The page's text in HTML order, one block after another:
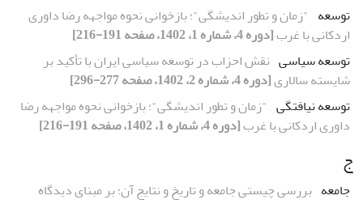
توسعه "زمان و تطور اندیشگی"؛ بازخوانی نحوه مواجهه رضا داوری
اردکانی با غرب[دوره 4، شماره 1، 1402، صفحه 191-216]
توسعه سیاسی نقش احزاب در توسعه ‌سیاسی ایران با تأکید بر
شایسته ‌سالاری[دوره 4، شماره 2، 1402، صفحه 277-296]
توسعه نیافتگی "زمان و تطور اندیشگی"؛ بازخوانی نحوه مواجهه رضا
داوری اردکانی با غرب[دوره 4، شماره 1، 1402، صفحه 191-216]
ج
جامعه بررسی چیستی جامعه و تاریخ و نتایج آن؛ بر مبنای دیدگاه